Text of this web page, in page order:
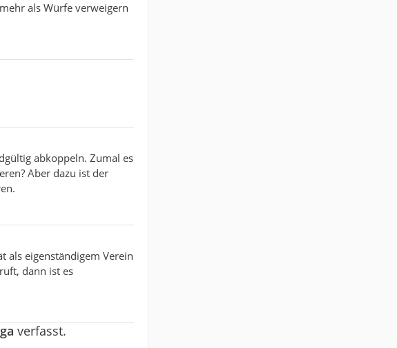
als Würfe verweigern
abkoppeln. Zumal es
Aber dazu ist der
als eigenständigem Verein
dann ist es
verfasst.